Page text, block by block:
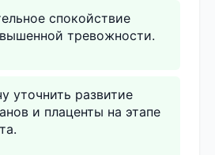
спокойствие
тревожности.
уточнить развитие
и плаценты на этапе